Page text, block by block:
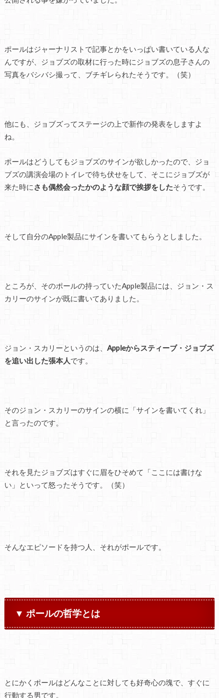
ポールはジャーナリストで記事とかをいっぱい書いている人な
んですが、ジョブズの取材に行った時にジョブズの息子さんの
写真をバシバシ撮って、ブチギレられたそうです。（笑）
他にも、ジョブズってステージの上で新作の発表をしますよ
ね。
ポールはどうしてもジョブズのサインが欲しかったので、ジョ
ブズの講演会場のトイレで待ち伏せをして、そこにジョブズが
来た時に さも偶然会ったかのような顔で挨拶をしたそうです。
そして自分のApple製品にサインを書いてもらうとしました。
ところが、そのポールの持っていたApple製品には、ジョン・ス
カリーのサインが既に書いてありました。
ジョン・スカリーというのは、 Appleからスティーブ・ジョブズ
を追い出した張本人です。
そのジョン・スカリーのサインの横に「サインを書いてくれ」
と言ったのです。
それを見たジョブズはすぐに眉をひそめて「ここには書けな
い」といって怒ったそうです。（笑）
そんなエピソードを持つ人、それがポールです。
▼ ポールの哲学とは
とにかくポールはどんなことに対しても好奇心の塊で、すぐに
行動する男です。